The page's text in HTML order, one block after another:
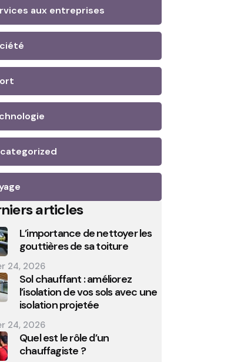
aux entreprises
articles
L’importance de nettoyer les
gouttières de sa toiture
24, 2026
Sol chauffant : améliorez
l’isolation de vos sols avec une
isolation projetée
24, 2026
Quel est le rôle d’un
chauffagiste ?